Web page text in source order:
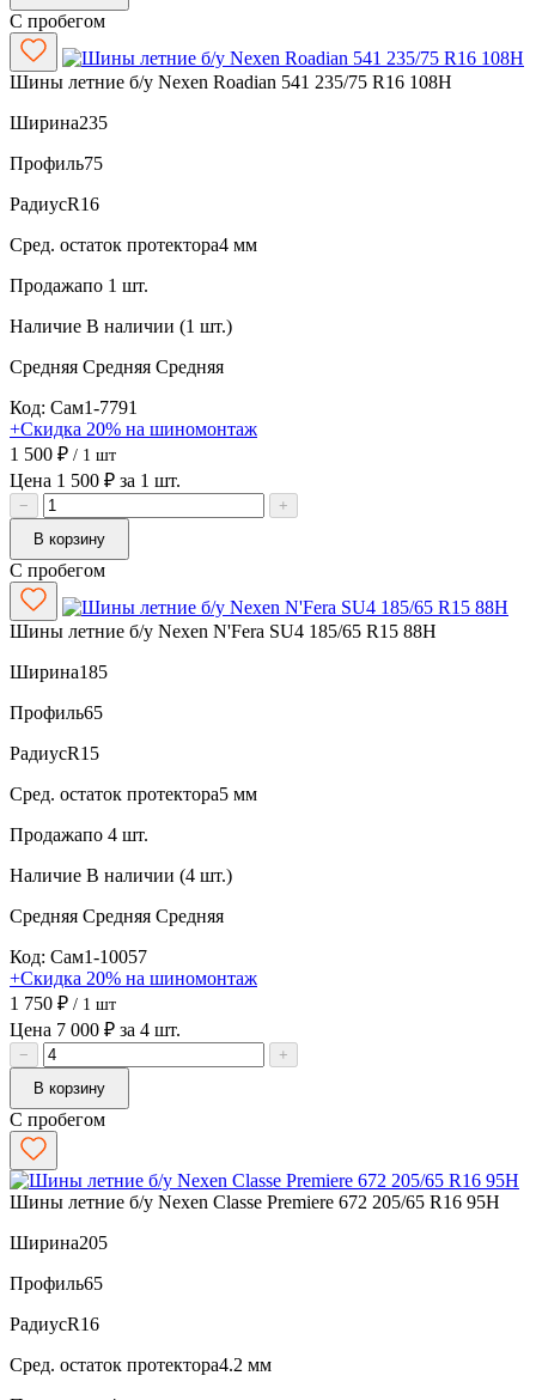
С пробегом
Шины летние б/у Nexen Roadian 541 235/75 R16 108H
Ширина235
Профиль75
РадиусR16
Сред. остаток протектора4 мм
Продажапо 1 шт.
Наличие В наличии (1 шт.)
Средняя Средняя Средняя
Код: Сам1-7791
+Скидка 20% на шиномонтаж
1 500 ₽ / 1 шт
Цена 1 500 ₽ за 1 шт.
−
+
В корзину
С пробегом
Шины летние б/у Nexen N'Fera SU4 185/65 R15 88H
Ширина185
Профиль65
РадиусR15
Сред. остаток протектора5 мм
Продажапо 4 шт.
Наличие В наличии (4 шт.)
Средняя Средняя Средняя
Код: Сам1-10057
+Скидка 20% на шиномонтаж
1 750 ₽ / 1 шт
Цена 7 000 ₽ за 4 шт.
−
+
В корзину
С пробегом
Шины летние б/у Nexen Classe Premiere 672 205/65 R16 95H
Ширина205
Профиль65
РадиусR16
Сред. остаток протектора4.2 мм